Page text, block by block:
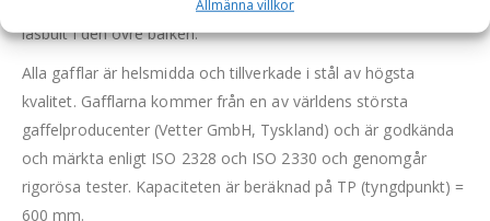
Allmänna villkor
Gafflarna flyttas manuellt och låses fast i rätt läge med en
låsbult i den övre balken.
Alla gafflar är helsmidda och tillverkade i stål av högsta
kvalitet. Gafflarna kommer från en av världens största
gaffelproducenter (Vetter GmbH, Tyskland) och är godkända
och märkta enligt ISO 2328 och ISO 2330 och genomgår
rigorösa tester. Kapaciteten är beräknad på TP (tyngdpunkt) =
600 mm.